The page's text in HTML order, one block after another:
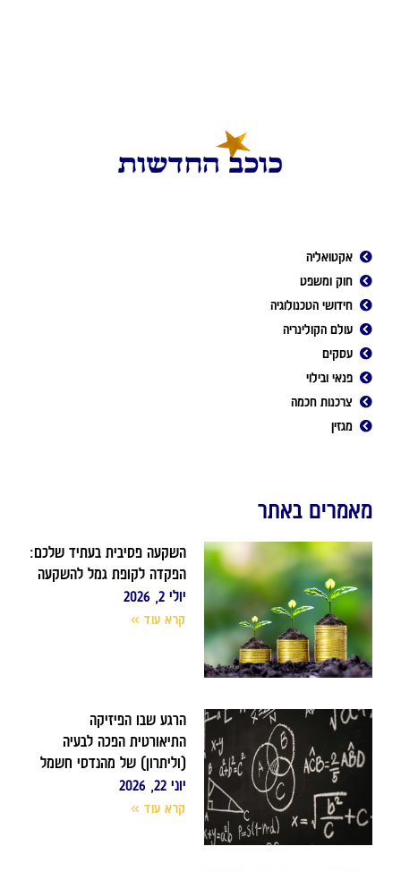
אקטואליה
חוק ומשפט
חידושי הטכנולוגיה
עולם הקולינריה
עסקים
פנאי ובילוי
צרכנות חכמה
מגזין
מאמרים באתר
השקעה פסיבית בעתיד שלכם:
הפקדה לקופת גמל להשקעה
יולי 2, 2026
קרא עוד »
הרגע שבו הפיזיקה
התיאורטית הפכה לבעיה
(וליתרון) של מהנדסי חשמל
יוני 22, 2026
קרא עוד »